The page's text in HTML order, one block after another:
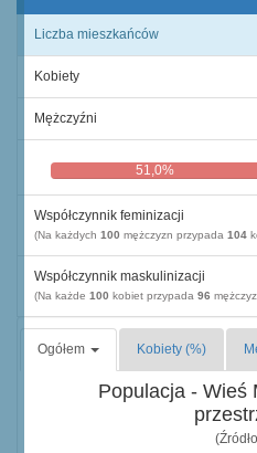
Liczba mieszkańców
Kobiety
Mężczyźni
51,0%
Współczynnik feminizacji
(Na każdych 100 mężczyzn przypada 104
Współczynnik maskulinizacji
(Na każde 100 kobiet przypada 96
Ogółem Kobiety (%)
Populacja - Wieś